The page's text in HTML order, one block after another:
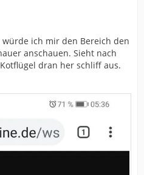
ich mir den Bereich den
anschauen. Sieht nach
dran her schliff aus.